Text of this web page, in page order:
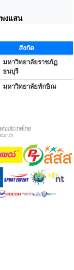
งแสน
สังกัด
มหาวิทยาลัยราชภัฏ
ธนบุรี
มหาวิทยาลัยทักษิณ